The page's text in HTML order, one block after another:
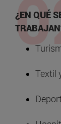
¿EN QUÉ
Textil